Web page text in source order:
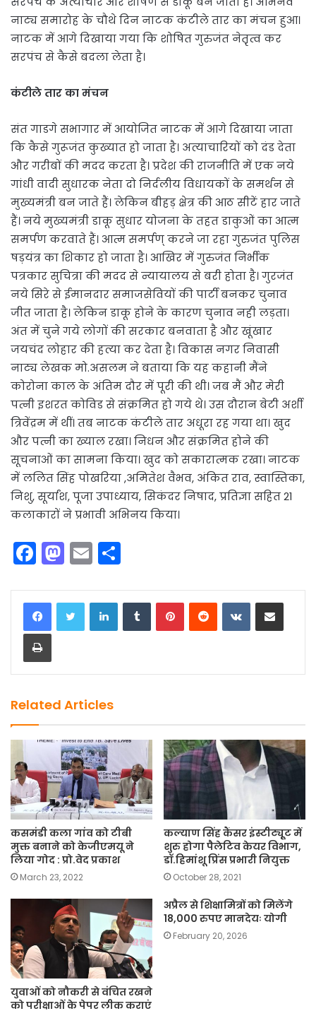
नाट्य समारोह के चौथे दिन नाटक कंटीले तार का मंचन हुआ।
नाटक में आगे दिखाया गया कि शोषित गुरुजंत नेत़ृत्व कर
सरपंच से कैसे बदला लेता है।
कंटीले तार का मंचन
संत गाडगे सभागार में आयोजित नाटक में आगे दिखाया जाता
कि कैसे गुरूजंत कुख्यात हो जाता है। अत्याचारियों को दंड देता
और गरीबों की मदद करता है। प्रदेश की राजनीति में एक नये
गांधी वादी सुधारक नेता दो निर्दलीय विधायकों के समर्थन से
मुख्यमंत्री बन जाते हैं। लेकिन बीहड़ क्षेत्र की आठ सीटें हार जाते
हैं। नये मुख्यमंत्री डाकू सुधार योजना के तहत डाकुओं का आत्म
समर्पण करवाते हैं। आत्म समर्पण् करने जा रहा गुरुजंत पुलिस
षड़यंत्र का शिकार हो जाता है। आखिर में गुरुजंत निर्भीक
पत्रकार सुचित्रा की मदद से न्यायालय से बरी होता है। गुरजंत
नये सिरे से ईमानदार समाजसेवियों की पार्टी बनकर चुनाव
जीत जाता है। लेकिन डाकू होने के कारण चुनाव नही लड़ता।
अंत में चुने गये लोगों की सरकार बनवाता है और खूंखार
जयचंद लोहार की हत्या कर देता है। विकास नगर निवासी
नाट्य लेखक मो.असलम ने बताया कि यह कहानी मैंने
कोरोना काल के अंतिम दौर में पूरी की थी। जब मैं और मेरी
पत्नी इशरत कोविड से संक्रमित हो गये थे। उस दौरान बेटी अर्शी
त्रिवेंद्रम में थीं। तब नाटक कंटीले तार अधूरा रह गया था। खुद
और पत्नी का ख्याल रखा। निधन और संक्रमित होने की
सूचनाओं का सामना किया। खुद को सकारात्मक रखा। नाटक
में ललित सिंह पोखरिया ,अमितेश वैभव, अंकित राव, स्वास्तिका,
निशु, सूर्यांश, पूजा उपाध्याय, सिकंदर निषाद, प्रतिज्ञा सहित 21
कलाकारों ने प्रभावी अभिनय किया।
F
a
c
e
b
o
k
M
a
st
o
o
E
m
ai ar
LinkedInTumblrPinterestReddit VKontakteShare via Email
Print
Related Articles
कसमंडी कला गांव को टीबी
मुक्त बनाने को केजीएमयू ने
लिया गोद : प्रो.वेद प्रकाश
March 23, 2022
कल्याण सिंह कैंसर इंस्टीट्यृूट में
शुरु होगा पैलेटिव केयर विभाग,
डॉ.हिमांशू प्रिंस प्रभारी नियुक्त
October 28, 2021
युवाओं को नौकरी से वंचित रखने
को परीक्षाओं के पेपर लीक कराएं
अप्रैल से शिक्षामित्रों को मिलेंगे
18,000 रुपए मानदेयः योगी
February 20, 2026